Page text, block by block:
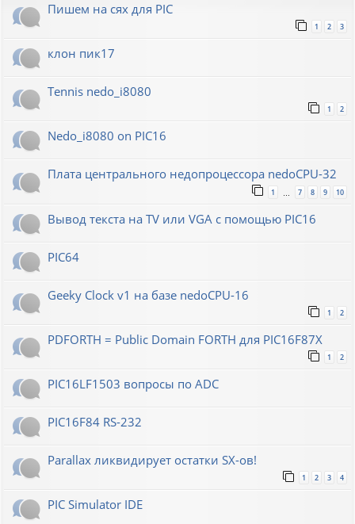
Пишем на сях для PIC
1 2 3
клон пик17
Tennis nedo_i8080
1 2
Nedo_i8080 on PIC16
Плата центрального недопроцессора nedoCPU-32
1 7 8 9 10
Вывод текста на TV или VGA с помощью PIC16
PIC64
Geeky Clock v1 на базе nedoCPU-16
1 2
PDFORTH = Public Domain FORTH для PIC16F87X
1 2
PIC16LF1503 вопросы по ADC
PIC16F84 RS-232
Parallax ликвидирует остатки SX-ов!
1 2 3 4
PIC Simulator IDE